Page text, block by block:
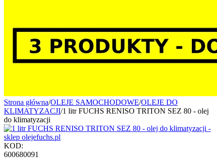
Strona główna/OLEJE SAMOCHODOWE/OLEJE DO
KLIMATYZACJI/1 litr FUCHS RENISO TRITON SEZ 80 - olej
do klimatyzacji
KOD:
600680091